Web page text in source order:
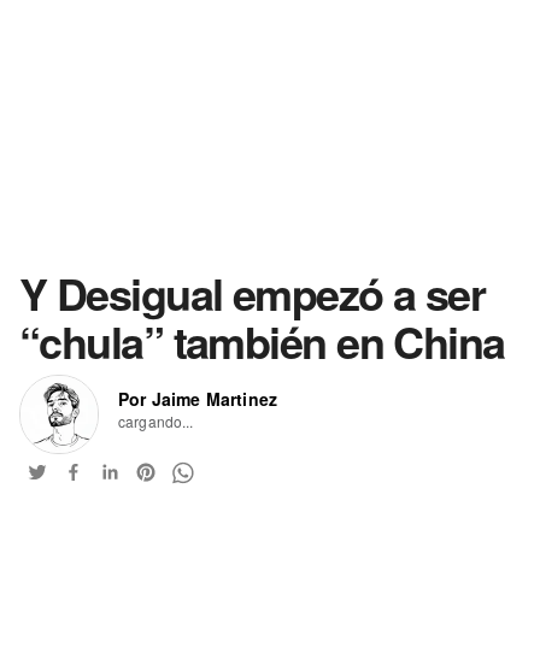
Y Desigual empezó a ser
“chula” también en China
Por Jaime Martinez
cargando...